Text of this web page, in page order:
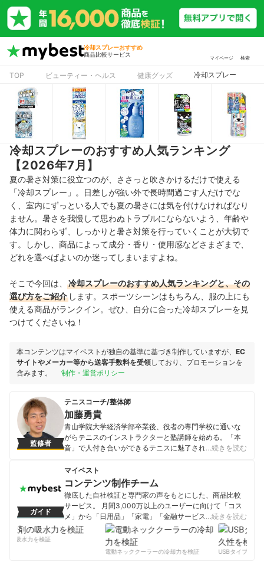
冷却スプレーおすすめ
商品比較サービス
マイページ 検索
TOP ビューティー・ヘルス 健康グッズ 冷却スプレー
冷却スプレーのおすすめ人気ランキング
【2026年7月】
夏の暑さ対策に役立つのが、ささっと吹きかけるだけで使える
「冷却スプレー」。日差しが強い外で長時間過ごす人だけでな
く、室内にずっといる人でも夏の暑さには気を付けなければなり
ません。暑さを我慢して思わぬトラブルにならないよう、年齢や
体力に関わらず、しっかりと暑さ対策を行っていくことが大切で
す。しかし、商品によって成分・香り・使用感などさまざまで、
どれを選べばよいのか迷ってしまいますよね。
そこで今回は、
冷却スプレーのおすすめ人気ランキングと、その
選び方をご紹介 し ます。スポーツシーンはもちろん、服の上にも
使える商品がランクイン。ぜひ、自分に合った冷却スプレーを見
つけてくださいね！
本コンテンツはマイベストが独自の基準に基づき制作していますが、 EC
サイトやメーカー等から送客手数料を受領しており、プロモーションを
含みます。
制作・運営ポリシー
監修者
テニスコーチ/整体師
加藤勇貴
青山学院大学経済学部卒業後、役者の専門学校に通いな
がらテニスのインストラクターと塾講師を始める。「本
音」で人付き合いができるテニスに魅了され、海外（ア
留学しテニスを学ぶ。現在はテニススクール2店舗の運営
と共に指導にもあたる。いじめられっ子と落ちこぼれの
少年時代を乗り越えた経験から、自己肯定感を高めるた
めのノウハウを指導でも取り入れながら活動中。他、テ
ニスYouTuber「てにしんぐTV」としても活動。整体師、
心理カウンセラーの資格を持つ。
加藤勇貴のプロフィール
…続きを読む
ガイド
マイベスト
コンテンツ制作チーム
徹底した自社検証と専門家の声をもとにした、商品比較
サービス。 月間3,000万以上のユーザーに向けて「コス
メ」から「日用品」「家電」「金融サービス」まで、ベ
ストな商品を選んでもらうために、毎日コンテンツを制
コンテンツ制作チームのプロフィール
…続きを読む
の吸水力を検証
電動ネッククーラーの冷却力を検証
USBタイプCケー